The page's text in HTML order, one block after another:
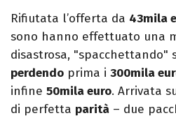
Rifiutata l’offerta da 43mila
sono hanno effettuato una
disastrosa, "spacchettando"
perdendo prima i 300mila
infine 50mila euro. Arrivata
di perfetta parità – due